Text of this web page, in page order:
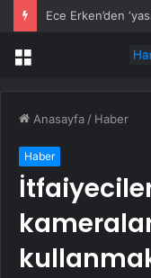
Menü
Anasayfa / Haber
Haber